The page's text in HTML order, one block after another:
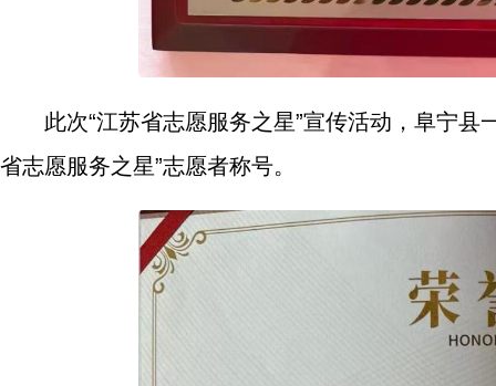
此次“江苏省志愿服务之星”宣传活动，阜宁
省志愿服务之星”志愿者称号。